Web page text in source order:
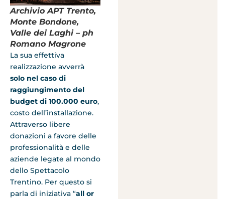
Archivio APT Trento,
Monte Bondone,
Valle dei Laghi – ph
Romano Magrone
La sua effettiva
realizzazione avverrà
solo nel caso di
raggiungimento del
budget di 100.000 euro,
costo dell’installazione.
Attraverso libere
donazioni a favore delle
professionalità e delle
aziende legate al mondo
dello Spettacolo
Trentino. Per questo si
parla di iniziativa “all or